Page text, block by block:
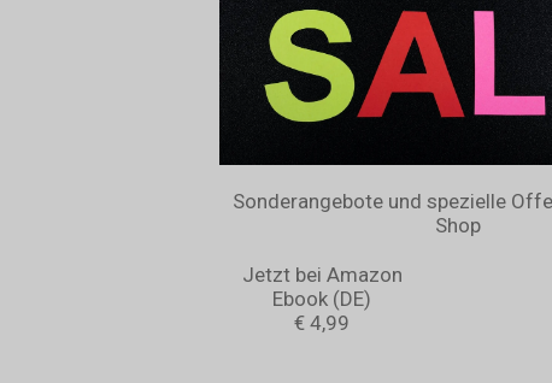
Sonderangebote und spezielle
Shop
Jetzt bei Amazon
Ebook (DE)
€ 4,99